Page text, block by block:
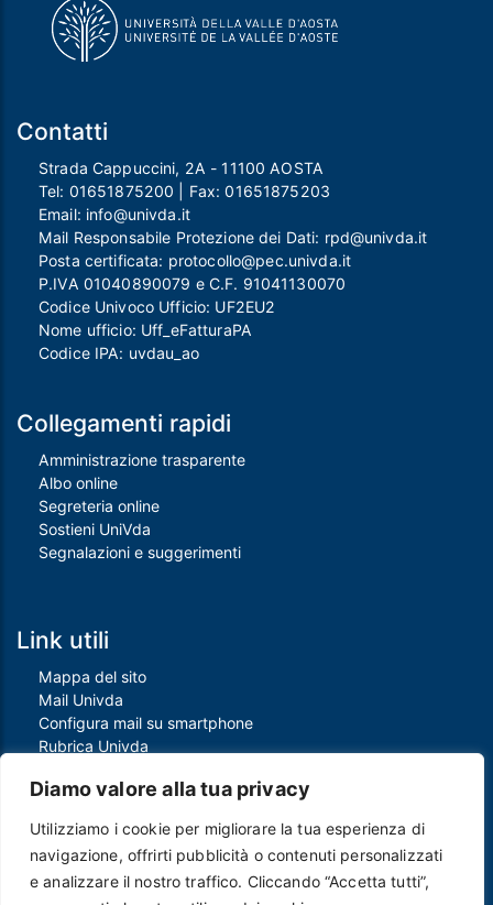
Diamo valore alla tua privacy
Utilizziamo i cookie per migliorare la tua esperienza di
navigazione, offrirti pubblicità o contenuti personalizzati
e analizzare il nostro traffico. Cliccando “Accetta tutti”,
Contatti
Strada Cappuccini, 2A - 11100 AOSTA
Tel: 01651875200 | Fax:01651875203
Email: info@univda.it
Mail Responsabile Protezione dei Dati: rpd@univda.it
Posta certificata: protocollo@pec.univda.it
P.IVA 01040890079 e C.F. 91041130070
Codice Univoco Ufficio: UF2EU2
Nome ufficio: Uff_eFatturaPA
Codice IPA: uvdau_ao
Collegamenti rapidi
Amministrazione trasparente
Albo online
Segreteria online
Sostieni UniVda
Segnalazioni e suggerimenti
Link utili
Mappa del sito
Mail Univda
Configura mail su smartphone
Rubrica Univda
Piè di pagina
Crediti
Note legali